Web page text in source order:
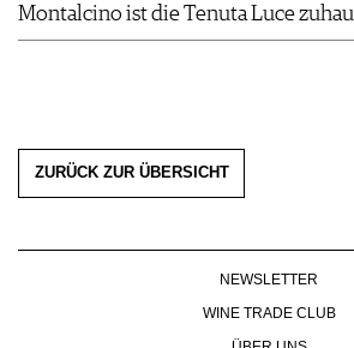
Montalcino ist die Tenuta Luce
ZURÜCK ZUR ÜBERSICHT
NEWSLETTER
WINE TRADE CLUB